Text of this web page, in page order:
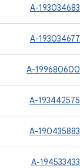
A-193034683
A-193034677
A-199680600
A-193442575
A-190435883
A-194533433